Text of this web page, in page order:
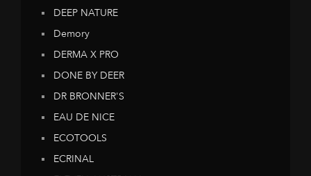
DEEP NATURE
Demory
DERMA X PRO
DONE BY DEER
DR BRONNER'S
EAU DE NICE
ECOTOOLS
ECRINAL